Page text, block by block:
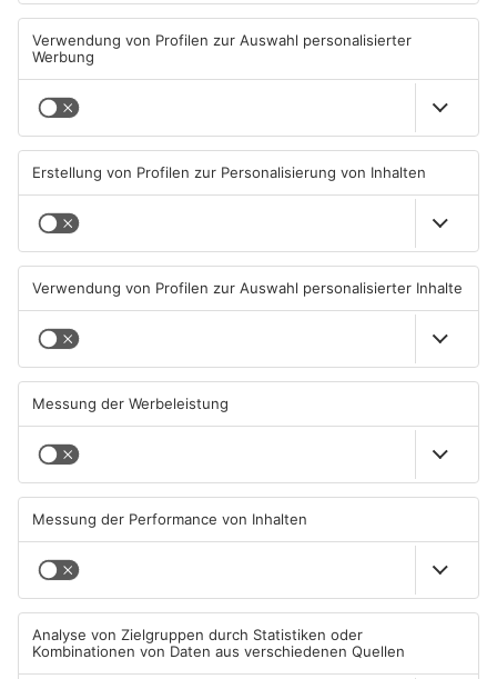
06.08.2026, 11:39 UHR IN KREIS
ASCHAFFENBURG
06.08.2026, 05:30 UHR IN KREIS
ASCHAFFENBURG
TOPNEWS
Großbaustelle auf A3
zwischen Hösbach und
03.08.2026, 15:57 UHR IN KREIS
ASCHAFFENBURG
Wenigumstadt feiert das